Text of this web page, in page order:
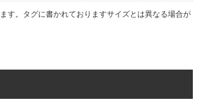
す。タグに書かれておりますサイズとは異なる場合が